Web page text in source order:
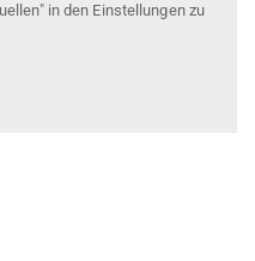
in den Einstellungen zu